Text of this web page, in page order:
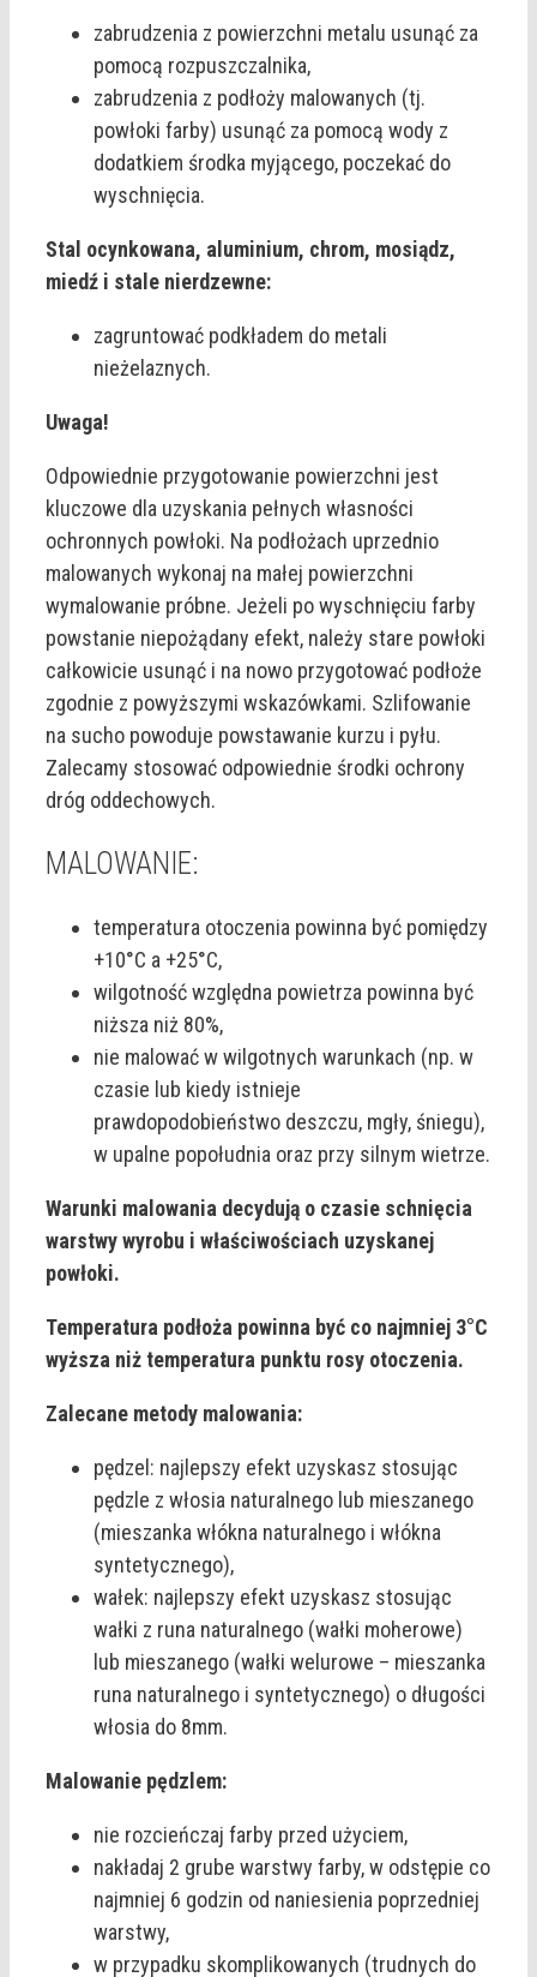
zabrudzenia z powierzchni metalu usunąć za
pomocą rozpuszczalnika,
zabrudzenia z podłoży malowanych (tj.
powłoki farby) usunąć za pomocą wody z
dodatkiem środka myjącego, poczekać do
wyschnięcia.
Stal ocynkowana, aluminium, chrom, mosiądz,
miedź i stale nierdzewne:
zagruntować podkładem do metali
nieżelaznych.
Uwaga!
Odpowiednie przygotowanie powierzchni jest
kluczowe dla uzyskania pełnych własności
ochronnych powłoki. Na podłożach uprzednio
malowanych wykonaj na małej powierzchni
wymalowanie próbne. Jeżeli po wyschnięciu farby
powstanie niepożądany efekt, należy stare powłoki
całkowicie usunąć i na nowo przygotować podłoże
zgodnie z powyższymi wskazówkami. Szlifowanie
na sucho powoduje powstawanie kurzu i pyłu.
Zalecamy stosować odpowiednie środki ochrony
dróg oddechowych.
MALOWANIE:
temperatura otoczenia powinna być pomiędzy
+10°C a +25°C,
wilgotność względna powietrza powinna być
niższa niż 80%,
nie malować w wilgotnych warunkach (np. w
czasie lub kiedy istnieje
prawdopodobieństwo deszczu, mgły, śniegu),
w upalne popołudnia oraz przy silnym wietrze.
Warunki malowania decydują o czasie schnięcia
warstwy wyrobu i właściwościach uzyskanej
powłoki.
Temperatura podłoża powinna być co najmniej 3°C
wyższa niż temperatura punktu rosy otoczenia.
Zalecane metody malowania:
pędzel: najlepszy efekt uzyskasz stosując
pędzle z włosia naturalnego lub mieszanego
(mieszanka włókna naturalnego i włókna
syntetycznego),
wałek: najlepszy efekt uzyskasz stosując
wałki z runa naturalnego (wałki moherowe)
lub mieszanego (wałki welurowe – mieszanka
runa naturalnego i syntetycznego) o długości
włosia do 8mm.
Malowanie pędzlem:
nie rozcieńczaj farby przed użyciem,
nakładaj 2 grube warstwy farby, w odstępie co
najmniej 6 godzin od naniesienia poprzedniej
warstwy,
w przypadku skomplikowanych (trudnych do